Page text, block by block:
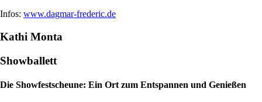
Infos: www.dagmar-frederic.de
Kathi Monta
Showballett
Die Showfestscheune: Ein Ort zum Entspannen und Genießen